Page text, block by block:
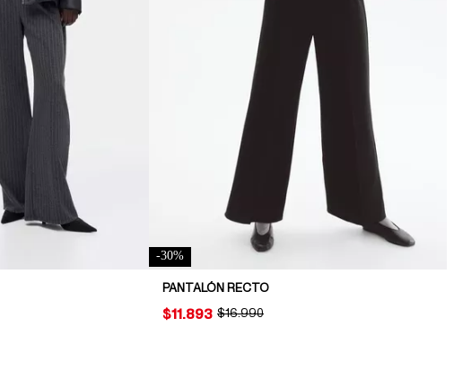
-30%
PANTALÓN RECTO
ORIGINAL PRICE:
$16.990
PRICE:
$11.893